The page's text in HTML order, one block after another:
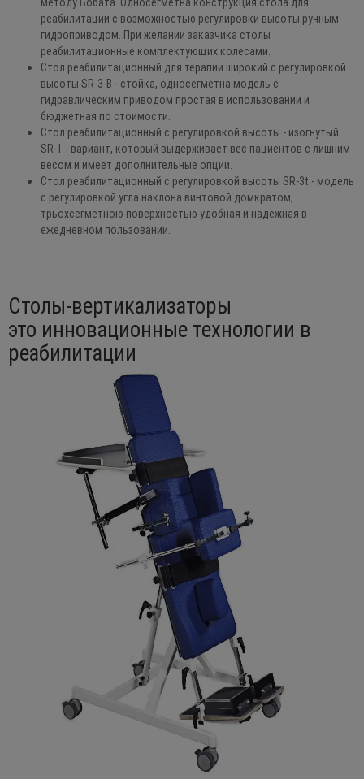
реабилитации с возможностью регулировки высоты ручным
гидроприводом. При желании заказчика столы
реабилитационные комплектующих колесами.
Стол реабилитационный для терапии широкий с регулировкой
высоты SR-3-B - стойка, односегметна модель с
гидравлическим приводом простая в использовании и
бюджетная по стоимости.
Стол реабилитационный с регулировкой высоты - изогнутый
SR-1 - вариант, который выдерживает вес пациентов с лишним
весом и имеет дополнительные опции.
Стол реабилитационный с регулировкой высоты SR-3t - модель
с регулировкой угла наклона винтовой домкратом,
трьохсегметною поверхностью удобная и надежная в
ежедневном пользовании.
Столы-вертикализаторы
это инновационные технологии в
реабилитации